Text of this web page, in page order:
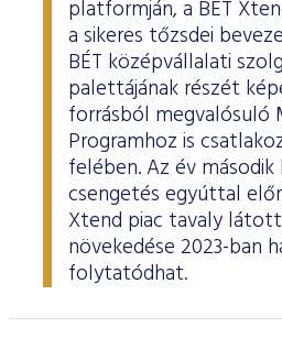
platformján, a BÉT
a sikeres tőzsdei
BÉT középvállalati
palettájának részét
forrásból megvalósuló
Programhoz is
felében. Az év
csengetés egyúttal
Xtend piac tavaly
növekedése 2023-ban
folytatódhat.